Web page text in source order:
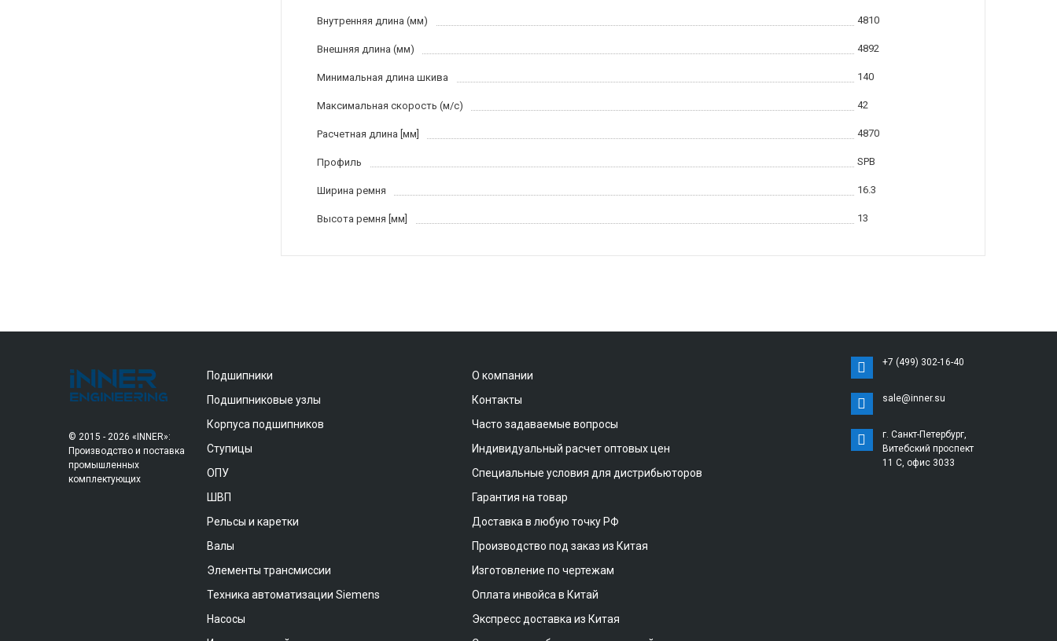
Внутренняя длина (мм) 4810
Внешняя длина (мм) 4892
Минимальная длина шкива 140
Максимальная скорость (м/c) 42
Расчетная длина [мм] 4870
Профиль SPB
Ширина ремня 16.3
Высота ремня [мм] 13
© 2015 - 2026 «INNER»:
Производство и поставка
промышленных
комплектующих
Подшипники
Подшипниковые узлы
Корпуса подшипников
Ступицы
ОПУ
ШВП
Рельсы и каретки
Валы
Элементы трансмиссии
Техника автоматизации Siemens
Насосы
О компании
Контакты
Часто задаваемые вопросы
Индивидуальный расчет оптовых цен
Специальные условия для дистрибьюторов
Гарантия на товар
Доставка в любую точку РФ
Производство под заказ из Китая
Изготовление по чертежам
Оплата инвойса в Китай
Экспресс доставка из Китая
+7 (499) 302-16-40
sale@inner.su
г. Санкт-Петербург,
Витебский проспект
11 С, офис 3033